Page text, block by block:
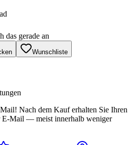
das gerade an
Wunschliste
Nach dem Kauf erhalten Sie Ihren
E-Mail — meist innerhalb weniger